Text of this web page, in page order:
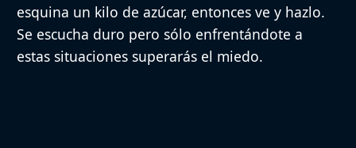
esquina un kilo de azúcar, entonces ve y hazlo.
Se escucha duro pero sólo enfrentándote a
estas situaciones superarás el miedo.